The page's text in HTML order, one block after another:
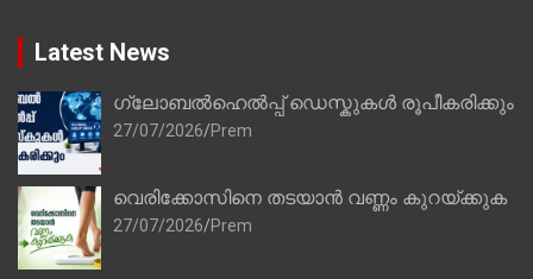
Latest News
ഗ്ലോബൽഹെൽപ്പ് ഡെസ്കുകൾ രൂപീകരിക്കും
27/07/2026 Prem
വെരിക്കോസിനെ തടയാൻ വണ്ണം കുറയ്ക്കുക
27/07/2026 Prem